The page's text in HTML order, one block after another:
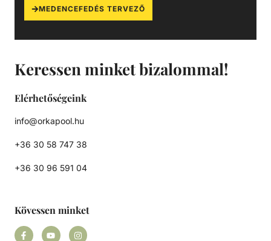
Keressen minket bizalommal!
Elérhetőségeink
info@orkapool.hu
+36 30 58 747 38
+36 30 96 591 04
Kövessen minket
MEDENCEFEDÉS TERVEZŐ